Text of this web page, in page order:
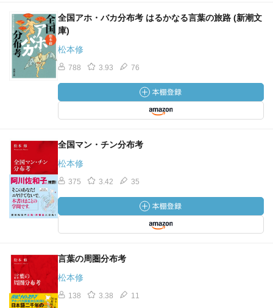
全国アホ・バカ分布考 はるかなる言葉の旅路 (新潮文
庫)
松本修
788 3.93 76
全国マン・チン分布考
松本修
375 3.42 35
言葉の周圏分布考
松本修
138 3.38 11